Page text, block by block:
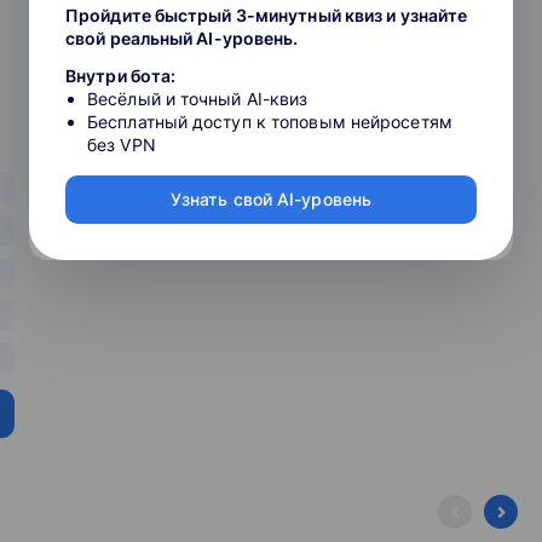
Пройдите быстрый 3-минутный квиз и узнайте
свой реальный AI-уровень.
Внутри бота:
Весёлый и точный AI-квиз
Бесплатный доступ к топовым нейросетям
без VPN
Узнать свой AI-уровень